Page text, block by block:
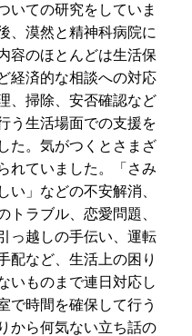
いての研究をしていま
、漠然と精神科病院に
容のほとんどは生活保
経済的な相談への対応
、掃除、安否確認など
う生活場面での支援を
た。気がつくとさまざ
れていました。「さみ
い」などの不安解消、
トラブル、恋愛問題、
っ越しの手伝い、運転
配など、生活上の困り
いものまで連日対応し
で時間を確保して行う
から何気ない立ち話の